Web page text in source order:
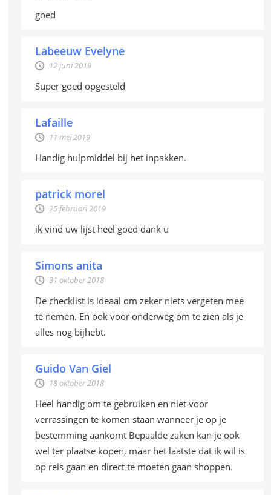
goed
Labeeuw Evelyne
12 juni 2019
Super goed opgesteld
Lafaille
11 mei 2019
Handig hulpmiddel bij het inpakken.
patrick morel
25 februari 2019
ik vind uw lijst heel goed dank u
Simons anita
31 oktober 2018
De checklist is ideaal om zeker niets vergeten mee
te nemen. En ook voor onderweg om te zien als je
alles nog bijhebt.
Guido Van Giel
18 oktober 2018
Heel handig om te gebruiken en niet voor
verrassingen te komen staan wanneer je op je
bestemming aankomt Bepaalde zaken kan je ook
wel ter plaatse kopen, maar het laatste dat ik wil is
op reis gaan en direct te moeten gaan shoppen.